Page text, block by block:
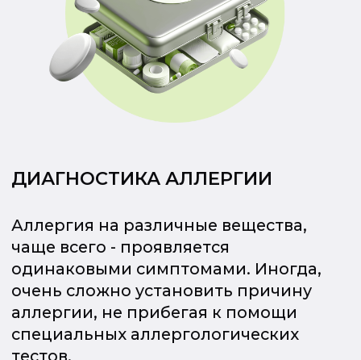
Аллергия на различные вещества,
чаще всего - проявляется
одинаковыми симптомами. Иногда,
очень сложно установить причину
аллергии, не прибегая к помощи
специальных аллергологических